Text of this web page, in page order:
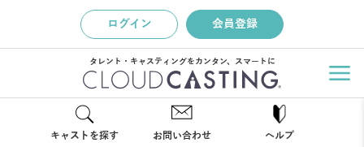
ログイン 会員登録
タレント・キャスティングをカンタン、スマートに
キャストを探す お問い合わせ ヘルプ